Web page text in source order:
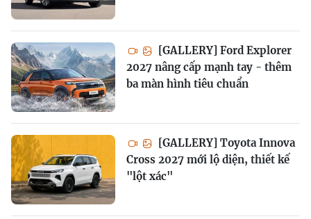
[GALLERY] Ford Explorer
2027 nâng cấp mạnh tay - thêm
ba màn hình tiêu chuẩn
[GALLERY] Toyota Innova
Cross 2027 mới lộ diện, thiết kế
"lột xác"